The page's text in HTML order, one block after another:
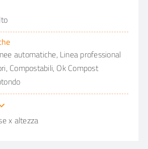
automatiche, Linea professional
Compostabili, Ok Compost
x altezza